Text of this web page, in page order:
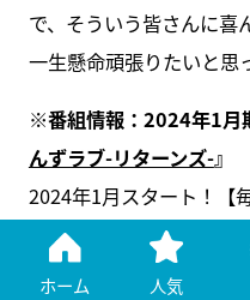
で、そういう皆さんに喜
一生懸命頑張りたいと思
※番組情報：2024年1月
んずラブ-リターンズ-』
2024年1月スタート！【
15、テレビ朝日系24局
ります）
ホーム 人気